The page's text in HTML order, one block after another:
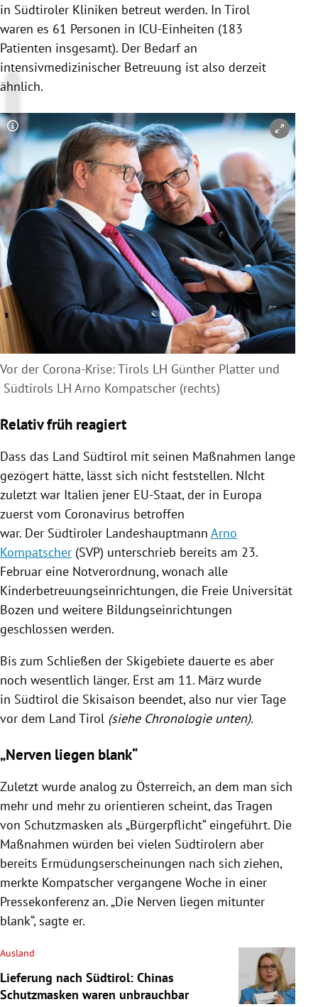
in Südtiroler Kliniken betreut werden. In Tirol
waren es 61 Personen in ICU-Einheiten (183
Patienten insgesamt). Der Bedarf an
intensivmedizinischer Betreuung ist also derzeit
ähnlich.
Copyright-Hinweis öffnen/schließen
Vor der Corona-Krise: Tirols LH Günther Platter und
Südtirols LH Arno Kompatscher (rechts)
Relativ früh reagiert
Dass das Land Südtirol mit seinen Maßnahmen lange
gezögert hätte, lässt sich nicht feststellen. NIcht
zuletzt war Italien jener EU-Staat, der in Europa
zuerst vom Coronavirus betroffen
war. Der Südtiroler Landeshauptmann Arno
Kompatscher (SVP) unterschrieb bereits am 23.
Februar eine Notverordnung, wonach alle
Kinderbetreuungseinrichtungen, die Freie Universität
Bozen und weitere Bildungseinrichtungen
geschlossen werden.
Bis zum Schließen der Skigebiete dauerte es aber
noch wesentlich länger. Erst am 11. März wurde
in Südtirol die Skisaison beendet, also nur vier Tage
vor dem Land Tirol (siehe Chronologie unten).
„Nerven liegen blank“
Zuletzt wurde analog zu Österreich, an dem man sich
mehr und mehr zu orientieren scheint, das Tragen
von Schutzmasken als „Bürgerpflicht“ eingeführt. Die
Maßnahmen würden bei vielen Südtirolern aber
bereits Ermüdungserscheinungen nach sich ziehen,
merkte Kompatscher vergangene Woche in einer
Pressekonferenz an. „Die Nerven liegen mitunter
blank“, sagte er.
Ausland
Lieferung nach Südtirol: Chinas
Schutzmasken waren unbrauchbar